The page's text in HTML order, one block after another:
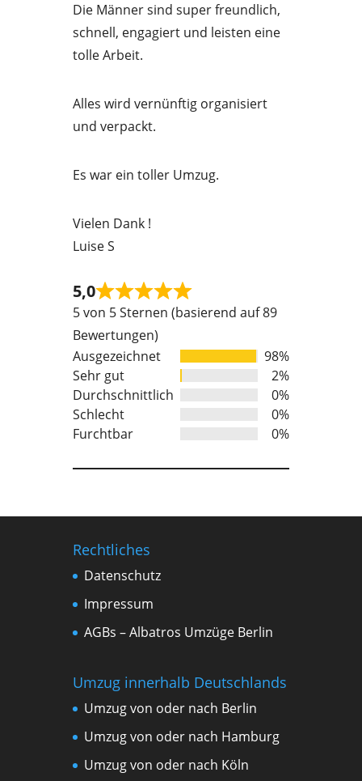
d
5
o
t
o
5
Die Männer sind super freundlich,
schnell, engagiert und leisten eine
tolle Arbeit.
Alles wird vernünftig organisiert
und verpackt.
Es war ein toller Umzug.
Vielen Dank !
Luise S
5,0
Rated
out
5
5 von 5 Sternen (basierend auf 89
Bewertungen)
Ausgezeichnet
98%
Sehr gut
2%
Durchschnittlich
0%
Schlecht
0%
Furchtbar
0%
Rechtliches
Datenschutz
Impressum
AGBs – Albatros Umzüge Berlin
Umzug innerhalb Deutschlands
Umzug von oder nach Berlin
Umzug von oder nach Hamburg
Umzug von oder nach Köln